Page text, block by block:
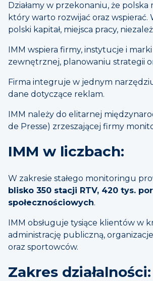
Działamy w przekonaniu, że
który warto rozwijać oraz
polski kapitał, miejsca pracy,
IMM wspiera firmy, instytucje i
zewnętrznej, planowaniu strategii
Firma integruje w jednym
dane dotyczące reklam.
IMM należy do elitarnej
de Presse) zrzeszającej firmy
IMM w liczbach:
W zakresie stałego monitoringu
blisko 350 stacji RTV, 420 tys.
społecznościowych.
IMM obsługuje tysiące klientów w
administrację publiczną,
oraz sportowców.
Zakres działalności: